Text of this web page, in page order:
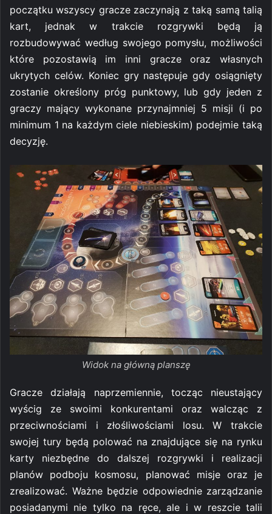
początku wszyscy gracze zaczynają z taką samą talią
kart, jednak w trakcie rozgrywki będą ją
rozbudowywać według swojego pomysłu, możliwości
które pozostawią im inni gracze oraz własnych
ukrytych celów. Koniec gry następuje gdy osiągnięty
zostanie określony próg punktowy, lub gdy jeden z
graczy mający wykonane przynajmniej 5 misji (i po
minimum 1 na każdym ciele niebieskim) podejmie taką
decyzję.
Widok na główną planszę
Gracze działają naprzemiennie, tocząc nieustający
wyścig ze swoimi konkurentami oraz walcząc z
przeciwnościami i złośliwościami losu. W trakcie
swojej tury będą polować na znajdujące się na rynku
karty niezbędne do dalszej rozgrywki i realizacji
planów podboju kosmosu, planować misje oraz je
zrealizować. Ważne będzie odpowiednie zarządzanie
posiadanymi nie tylko na ręce, ale i w reszcie talii